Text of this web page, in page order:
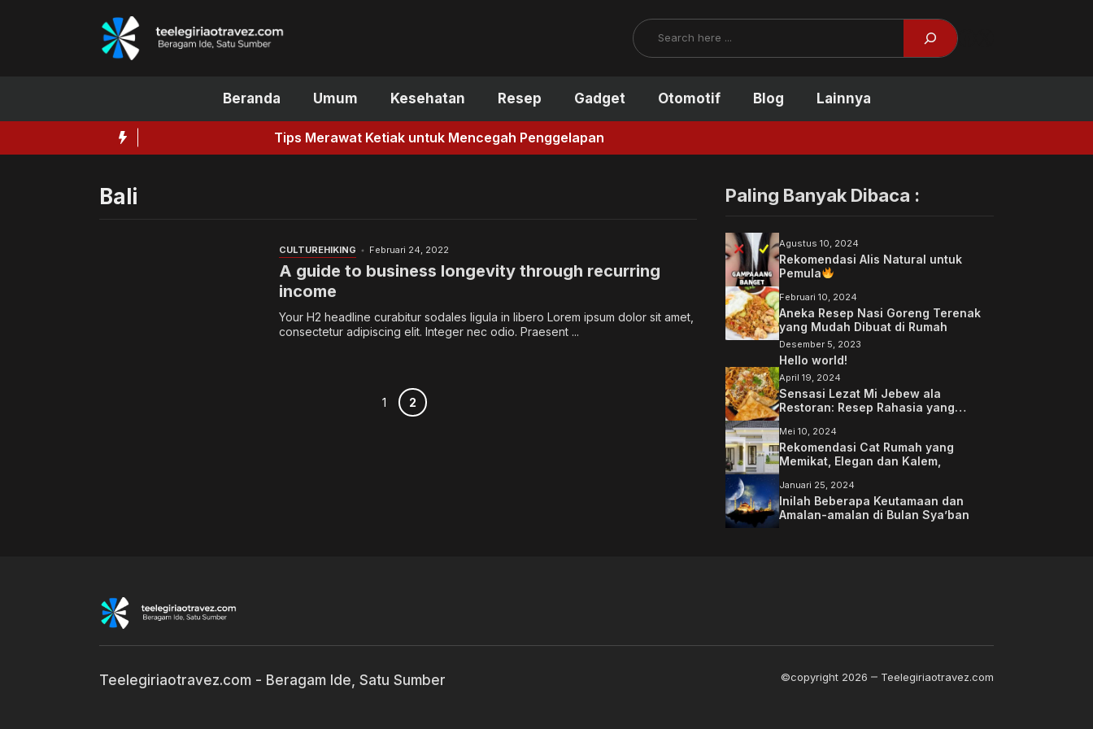
Search Facebook
Beranda Umum Kesehatan Resep Gadget Otomotif Blog Lainnya
Tips Merawat Ketiak untuk Mencegah Penggelapan
Bali
CULTUREHIKING Februari 24, 2022
A guide to business longevity through recurring
income
Your H2 headline curabitur sodales ligula in libero Lorem ipsum dolor sit amet,
consectetur adipiscing elit. Integer nec odio. Praesent ...
Halaman
1Halaman
2
Paling Banyak Dibaca :
Agustus 10, 2024
Rekomendasi Alis Natural untuk
Pemula
Februari 10, 2024
Aneka Resep Nasi Goreng Terenak
yang Mudah Dibuat di Rumah
Desember 5, 2023
Hello world!
April 19, 2024
Sensasi Lezat Mi Jebew ala
Restoran: Resep Rahasia yang
Mei 10, 2024
Rekomendasi Cat Rumah yang
Memikat, Elegan dan Kalem,
Januari 25, 2024
Inilah Beberapa Keutamaan dan
Amalan-amalan di Bulan Sya’ban
Teelegiriaotravez.com - Beragam Ide, Satu Sumber ©copyright 2026 Teelegiriaotravez.com